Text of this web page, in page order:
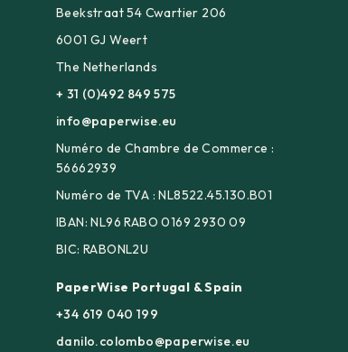
Beekstraat 54 Cwartier 206
6001 GJ Weert
The Netherlands
+ 31 (0)492 849 575
info@paperwise.eu
Numéro de Chambre de Commerce :
56662939
Numéro de TVA : NL8522.45.130.B01
IBAN: NL96 RABO 0169 2930 09
BIC: RABONL2U
PaperWise Portugal & Spain
+34 619 040 199
danilo.colombo@paperwise.eu